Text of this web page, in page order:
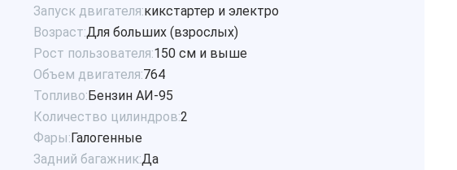
Запуск двигателя:кикстартер и электро
Возраст:Для больших (взрослых)
Рост пользователя:150 см и выше
Объем двигателя:764
Топливо:Бензин АИ-95
Количество цилиндров:2
Фары:Галогенные
Задний багажник:Да